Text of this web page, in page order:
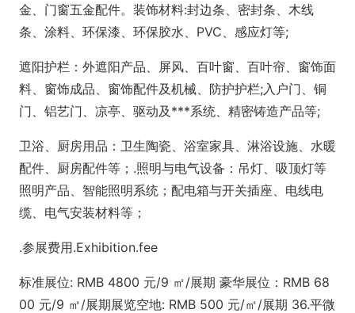
金、门窗五金配件。装饰材料:封边条、密封条、木线
条、涂料、环保漆、环保胶水、PVC、感应灯等;
遮阳护栏：外遮阳产品、屏风、百叶窗、百叶帘、窗饰面
料、窗饰成品、窗饰配件及机械、防护护栏;入户门、铜
门、铝艺门、凉亭、驱动及***系统、精密铸造产品等;
卫浴、厨房用品：卫生陶瓷、浴室家具、淋浴设施、水暖
配件、厨房配件等；.照明与电气设备：吊灯、吸顶灯等
照明产品、智能照明系统；配电箱与开关插座、电线电
缆、电气安装材料等；
.参展费用.Exhibition.fee
标准展位: RMB 4800 元/9 ㎡/展期 豪华展位：RMB 68
00 元/9 ㎡/展期展览空地: RMB 500 元/㎡/展期 36.平微